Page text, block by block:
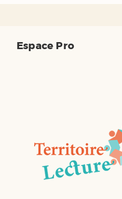
Espace Pro